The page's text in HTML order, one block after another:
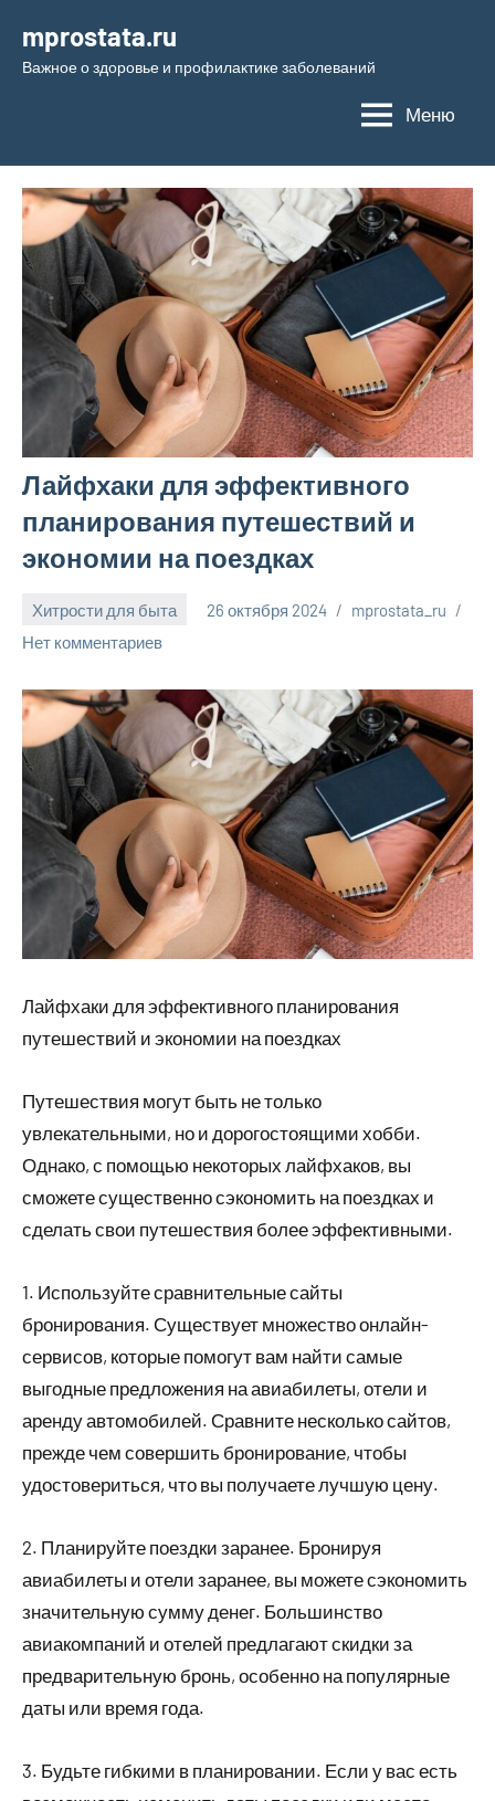
содержимому
mprostata.ru
Важное о здоровье и профилактике заболеваний
Меню
Лайфхаки для эффективного
планирования путешествий и
экономии на поездках
Хитрости для быта 26 октября 2024
mprostata_ru
Нет комментариев
Лайфхаки для эффективного планирования
путешествий и экономии на поездках
Путешествия могут быть не только
увлекательными, но и дорогостоящими хобби.
Однако, с помощью некоторых лайфхаков, вы
сможете существенно сэкономить на поездках и
сделать свои путешествия более эффективными.
1. Используйте сравнительные сайты
бронирования. Существует множество онлайн-
сервисов, которые помогут вам найти самые
выгодные предложения на авиабилеты, отели и
аренду автомобилей. Сравните несколько сайтов,
прежде чем совершить бронирование, чтобы
удостовериться, что вы получаете лучшую цену.
2. Планируйте поездки заранее. Бронируя
авиабилеты и отели заранее, вы можете сэкономить
значительную сумму денег. Большинство
авиакомпаний и отелей предлагают скидки за
предварительную бронь, особенно на популярные
даты или время года.
3. Будьте гибкими в планировании. Если у вас есть